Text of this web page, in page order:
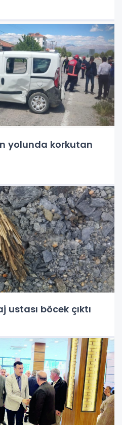
yolunda korkutan
ustası böcek çıktı